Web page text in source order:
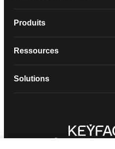
Produits
Ressources
Solutions
© 2026 Keyfactor.